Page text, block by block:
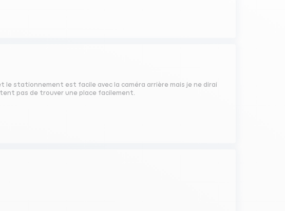
le stationnement est facile avec la caméra arrière mais je ne dirai
pas de trouver une place facilement.